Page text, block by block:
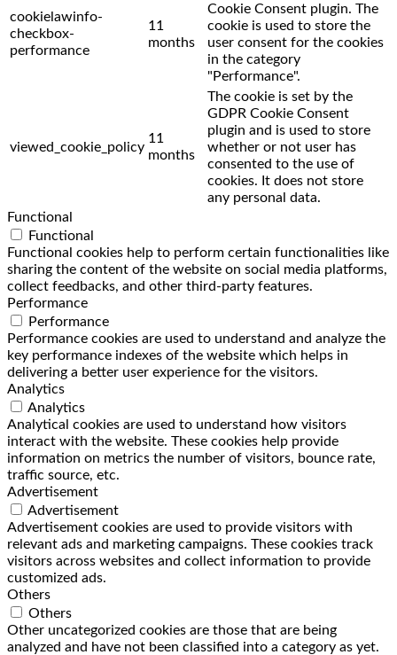
cookielawinfo-
checkbox-
performance
11
months
Cookie Consent plugin. The
cookie is used to store the
user consent for the cookies
in the category
"Performance".
viewed_cookie_policy
11
months
The cookie is set by the
GDPR Cookie Consent
plugin and is used to store
whether or not user has
consented to the use of
cookies. It does not store
any personal data.
Functional
Functional
Functional cookies help to perform certain functionalities like
sharing the content of the website on social media platforms,
collect feedbacks, and other third-party features.
Performance
Performance
Performance cookies are used to understand and analyze the
key performance indexes of the website which helps in
delivering a better user experience for the visitors.
Analytics
Analytics
Analytical cookies are used to understand how visitors
interact with the website. These cookies help provide
information on metrics the number of visitors, bounce rate,
traffic source, etc.
Advertisement
Advertisement
Advertisement cookies are used to provide visitors with
relevant ads and marketing campaigns. These cookies track
visitors across websites and collect information to provide
customized ads.
Others
Others
Other uncategorized cookies are those that are being
analyzed and have not been classified into a category as yet.